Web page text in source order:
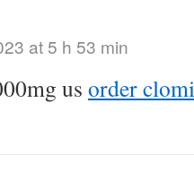
at 5 h 53 min
us order